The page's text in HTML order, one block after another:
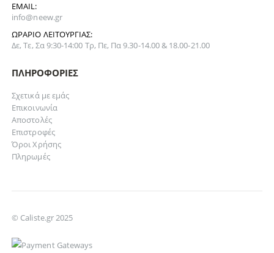
EMAIL:
info@neew.gr
ΩΡΆΡΙΟ ΛΕΙΤΟΥΡΓΊΑΣ:
Δε, Τε, Σα 9:30-14:00 Τρ, Πε, Πα 9.30-14.00 & 18.00-21.00
ΠΛΗΡΟΦΟΡΊΕΣ
Σχετικά με εμάς
Επικοινωνία
Αποστολές
Επιστροφές
Όροι Χρήσης
Πληρωμές
© Caliste.gr 2025